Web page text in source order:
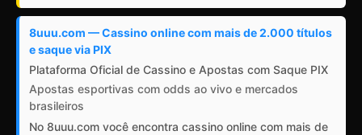
8uuu.com — Cassino online com mais de 2.000 títulos
e saque via PIX
Plataforma Oficial de Cassino e Apostas com Saque PIX
Apostas esportivas com odds ao vivo e mercados
brasileiros
No 8uuu.com você encontra cassino online com mais de